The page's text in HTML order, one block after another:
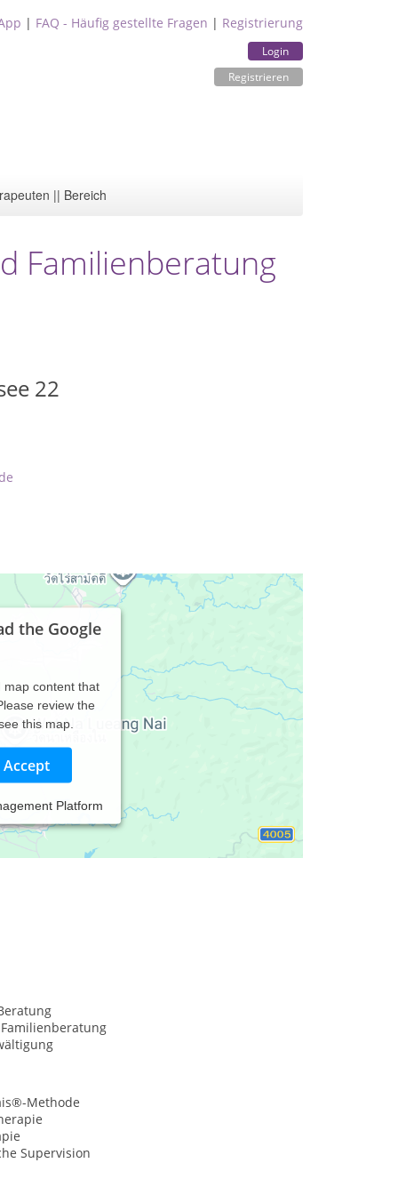
| FAQ - Häufig gestellte Fragen | Registrierung
Login
Registrieren
|| Bereich
Familienberatung
22
the Google
map content that
review the
this map.
Accept
Platform
in beruflichen und privaten
Methode
Supervision